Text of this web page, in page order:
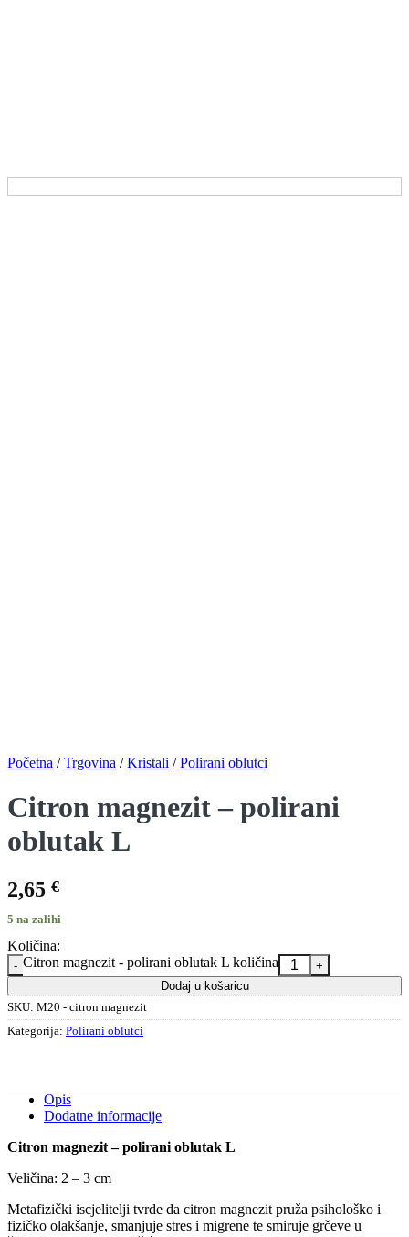
Početna / Trgovina / Kristali / Polirani oblutci
Citron magnezit – polirani
oblutak L
2,65 €
5 na zalihi
Količina:
Citron magnezit - polirani oblutak L količina
Dodaj u košaricu
SKU: M20 - citron magnezit
Kategorija: Polirani oblutci
Opis
Dodatne informacije
Citron magnezit – polirani oblutak L
Veličina: 2 – 3 cm
Metafizički iscjelitelji tvrde da citron magnezit pruža psihološko i
fizičko olakšanje, smanjuje stres i migrene te smiruje grčeve u